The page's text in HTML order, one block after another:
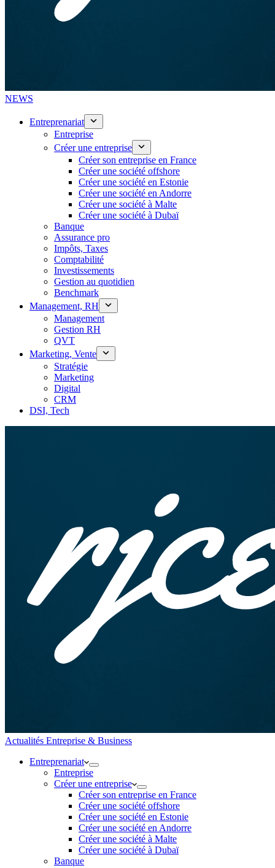
NEWS
Entreprenariat
Entreprise
Créer une entreprise
Créer son entreprise en France
Créer une société offshore
Créer une société en Estonie
Créer une société en Andorre
Créer une société à Malte
Créer une société à Dubaï
Banque
Assurance pro
Impôts, Taxes
Comptabilité
Investissements
Gestion au quotidien
Benchmark
Management, RH
Management
Gestion RH
QVT
Marketing, Vente
Stratégie
Marketing
Digital
CRM
DSI, Tech
Actualités Entreprise & Business
Entreprenariat
Entreprise
Créer une entreprise
Créer son entreprise en France
Créer une société offshore
Créer une société en Estonie
Créer une société en Andorre
Créer une société à Malte
Créer une société à Dubaï
Banque